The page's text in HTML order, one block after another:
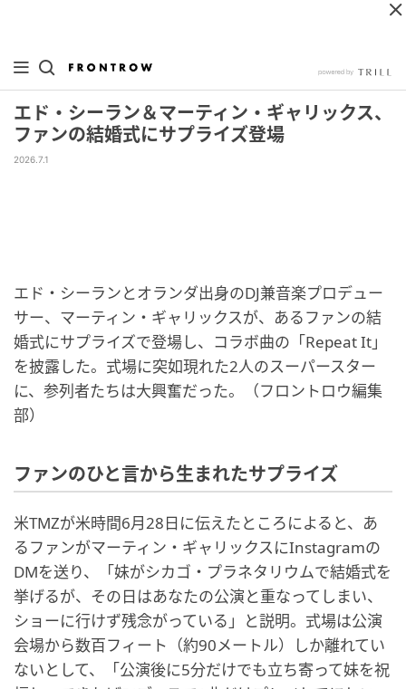
エド・シーラン＆マーティン・ギャリックス、
ファンの結婚式にサプライズ登場
2026.7.1
エド・シーランとオランダ出身のDJ兼音楽プロデュー
サー、マーティン・ギャリックスが、あるファンの結
婚式にサプライズで登場し、コラボ曲の「Repeat It」
を披露した。式場に突如現れた2人のスーパースター
に、参列者たちは大興奮だった。（フロントロウ編集
部）
ファンのひと言から生まれたサプライズ
米TMZが米時間6月28日に伝えたところによると、あ
るファンがマーティン・ギャリックスにInstagramの
DMを送り、「妹がシカゴ・プラネタリウムで結婚式を
挙げるが、その日はあなたの公演と重なってしまい、
ショーに行けず残念がっている」と説明。式場は公演
会場から数百フィート（約90メートル）しか離れてい
ないとして、「公演後に5分だけでも立ち寄って妹を祝